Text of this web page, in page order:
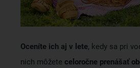
Oceníte ich aj v lete, kedy sa pri
nich môžete celoročne prenášať